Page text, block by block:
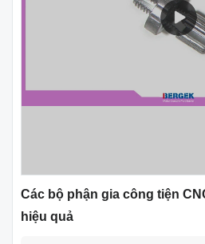
Các bộ phận gia công tiện
hiệu quả